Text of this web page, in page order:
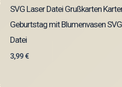
SVG Laser Datei Grußkarten
Geburtstag mit Blumenvasen SVG
Datei
3,99€